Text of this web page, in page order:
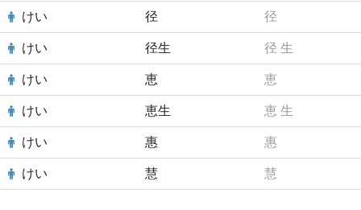
けい 径 径
けい 径生 径 生
けい 恵 恵
けい 恵生 恵 生
けい 惠 惠
けい 慧 慧